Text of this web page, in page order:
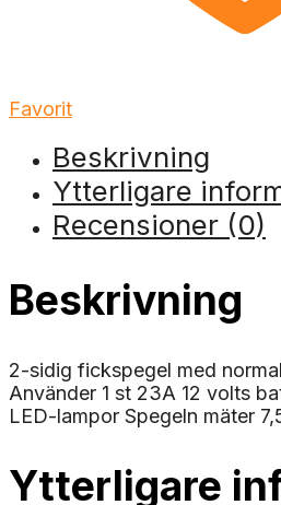
Favorit
Beskrivning
Ytterligare
Recensioner (0)
Beskrivning
2-sidig fickspegel med
Använder 1 st 23A 12 volts
LED-lampor Spegeln mäter
Ytterligare